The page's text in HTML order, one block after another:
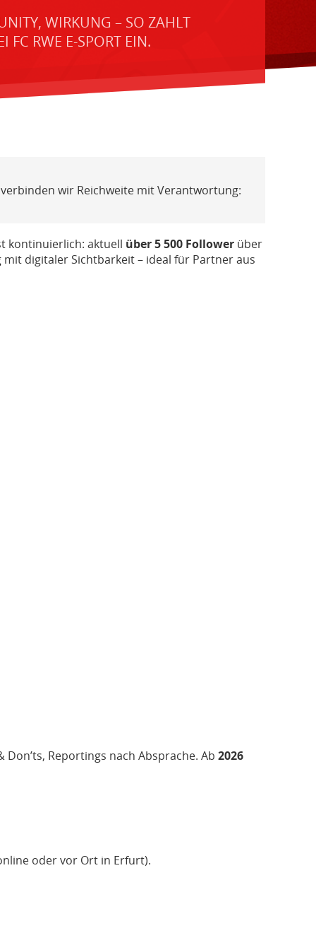
WIRKUNG – SO ZAHLT
FC RWE E-SPORT EIN.
wir Reichweite mit Verantwortung:
kontinuierlich: aktuell über 5 500 Follower über
digitaler Sichtbarkeit – ideal für Partner aus
Reportings nach Absprache. Ab 2026
oder vor Ort in Erfurt).